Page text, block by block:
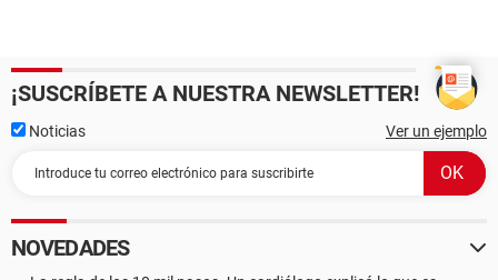
¡SUSCRÍBETE A NUESTRA NEWSLETTER!
Noticias Ver un ejemplo
NOVEDADES